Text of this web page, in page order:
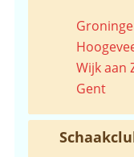
Wijk aan
Gent